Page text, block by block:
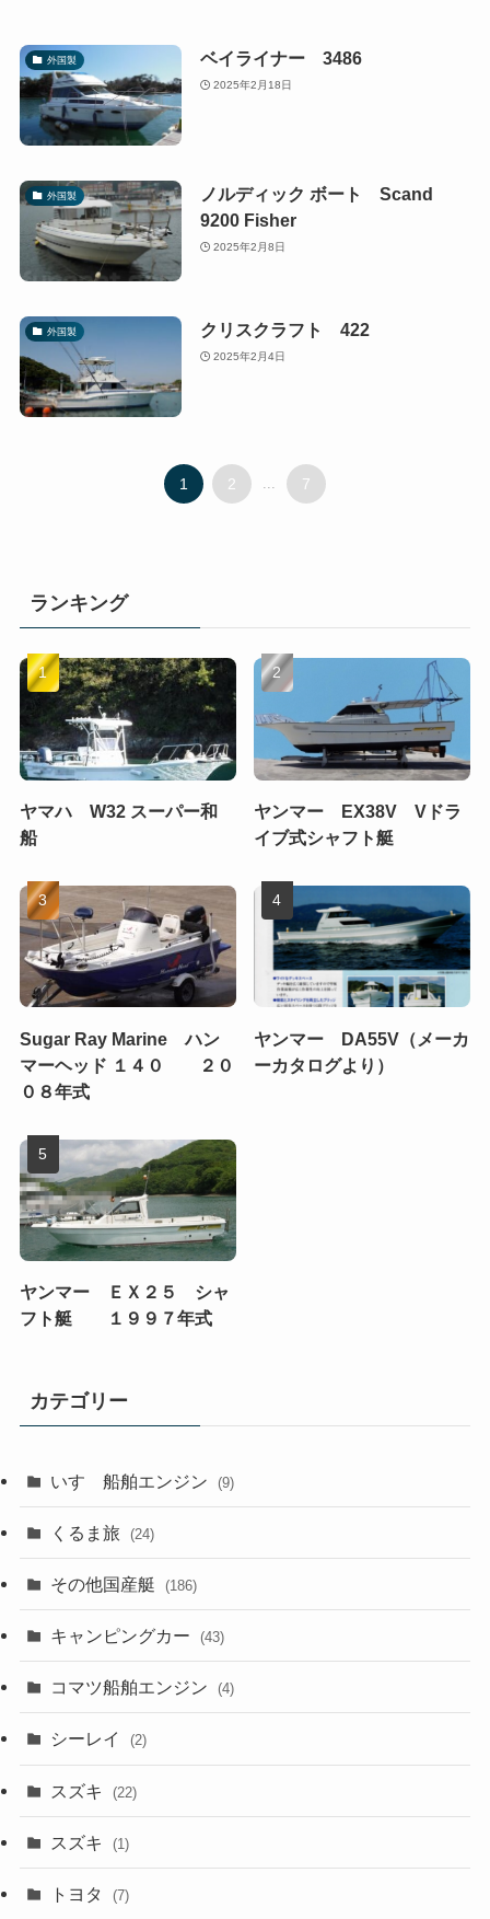
外国製 ベイライナー 3486
2025年2月18日
外国製
ノルディック ボート Scand
9200 Fisher
2025年2月8日
外国製 クリスクラフト 422
2025年2月4日
1 2 ... 7
ランキング
ヤマハ W32 スーパー和
船
ヤンマー EX38V Vドラ
イブ式シャフト艇
Sugar Ray Marine ハン
マーヘッド １４０ ２０
０８年式
ヤンマー DA55V（メーカ
ーカタログより）
ヤンマー ＥＸ２５ シャ
フト艇 １９９７年式
カテゴリー
いすゞ船舶エンジン (9)
くるま旅 (24)
その他国産艇 (186)
キャンピングカー (43)
コマツ船舶エンジン (4)
シーレイ (2)
スズキ (22)
スズキ (1)
トヨタ (7)